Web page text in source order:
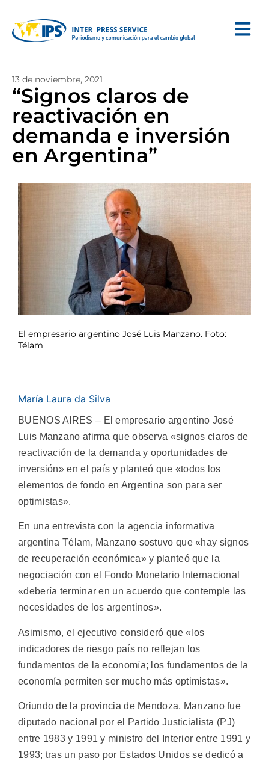
13 de noviembre, 2021
“Signos claros de
reactivación en
demanda e inversión
en Argentina”
El empresario argentino José Luis Manzano. Foto:
Télam
María Laura da Silva
BUENOS AIRES – El empresario argentino José
Luis Manzano afirma que observa «signos claros de
reactivación de la demanda y oportunidades de
inversión» en el país y planteó que «todos los
elementos de fondo en Argentina son para ser
optimistas».
En una entrevista con la agencia informativa
argentina Télam, Manzano sostuvo que «hay signos
de recuperación económica» y planteó que la
negociación con el Fondo Monetario Internacional
«debería terminar en un acuerdo que contemple las
necesidades de los argentinos».
Asimismo, el ejecutivo consideró que «los
indicadores de riesgo país no reflejan los
fundamentos de la economía; los fundamentos de la
economía permiten ser mucho más optimistas».
Oriundo de la provincia de Mendoza, Manzano fue
diputado nacional por el Partido Justicialista (PJ)
entre 1983 y 1991 y ministro del Interior entre 1991 y
1993; tras un paso por Estados Unidos se dedicó a